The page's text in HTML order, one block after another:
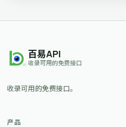
百易API
收录可用的免费接口
收录可用的免费接口。
产品